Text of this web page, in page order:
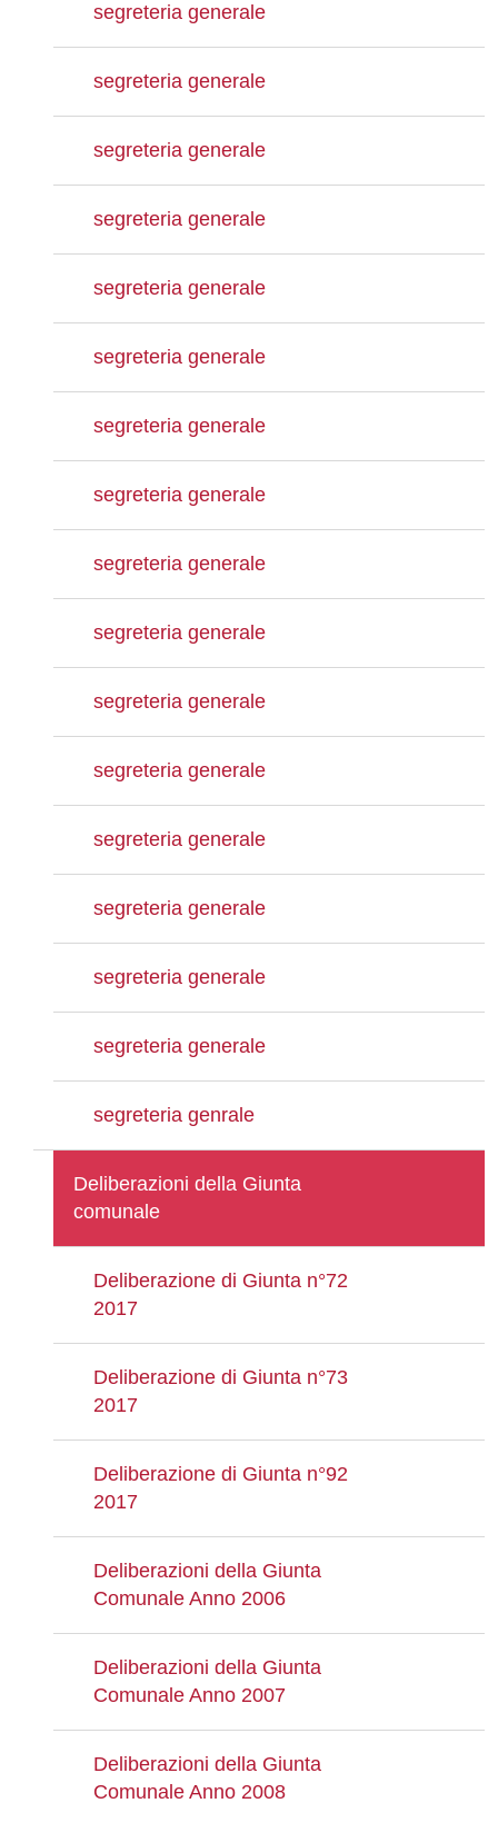
segreteria generale
segreteria generale
segreteria generale
segreteria generale
segreteria generale
segreteria generale
segreteria generale
segreteria generale
segreteria generale
segreteria generale
segreteria generale
segreteria generale
segreteria generale
segreteria generale
segreteria generale
segreteria generale
segreteria genrale
Deliberazioni della Giunta
comunale
Deliberazione di Giunta n°72
2017
Deliberazione di Giunta n°73
2017
Deliberazione di Giunta n°92
2017
Deliberazioni della Giunta
Comunale Anno 2006
Deliberazioni della Giunta
Comunale Anno 2007
Deliberazioni della Giunta
Comunale Anno 2008